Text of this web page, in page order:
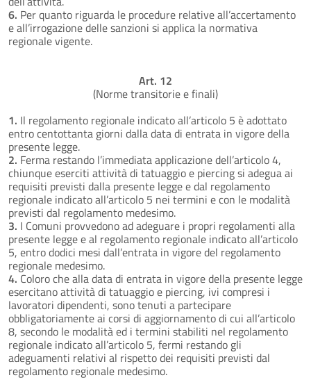
6. Per quanto riguarda le procedure relative all’accertamento
e all’irrogazione delle sanzioni si applica la normativa
regionale vigente.
Art. 12
(Norme transitorie e finali)
1. Il regolamento regionale indicato all’articolo 5 è adottato
entro centottanta giorni dalla data di entrata in vigore della
presente legge.
2. Ferma restando l’immediata applicazione dell’articolo 4,
chiunque eserciti attività di tatuaggio e piercing si adegua ai
requisiti previsti dalla presente legge e dal regolamento
regionale indicato all’articolo 5 nei termini e con le modalità
previsti dal regolamento medesimo.
3. I Comuni provvedono ad adeguare i propri regolamenti alla
presente legge e al regolamento regionale indicato all’articolo
5, entro dodici mesi dall’entrata in vigore del regolamento
regionale medesimo.
4. Coloro che alla data di entrata in vigore della presente legge
esercitano attività di tatuaggio e piercing, ivi compresi i
lavoratori dipendenti, sono tenuti a partecipare
obbligatoriamente ai corsi di aggiornamento di cui all’articolo
8, secondo le modalità ed i termini stabiliti nel regolamento
regionale indicato all’articolo 5, fermi restando gli
adeguamenti relativi al rispetto dei requisiti previsti dal
regolamento regionale medesimo.